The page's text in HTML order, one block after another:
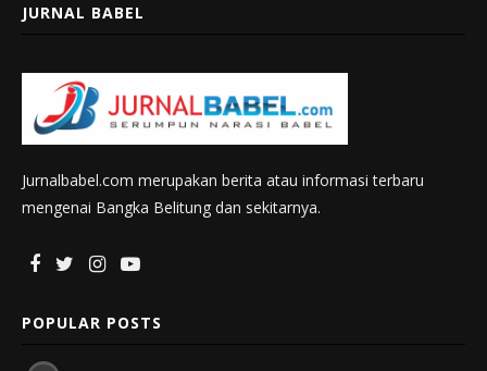
JURNAL BABEL
Jurnalbabel.com merupakan berita atau informasi terbaru
mengenai Bangka Belitung dan sekitarnya.
POPULAR POSTS